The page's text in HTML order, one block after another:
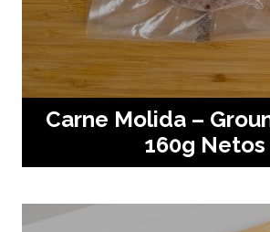
Carne Molida –
160g Netos